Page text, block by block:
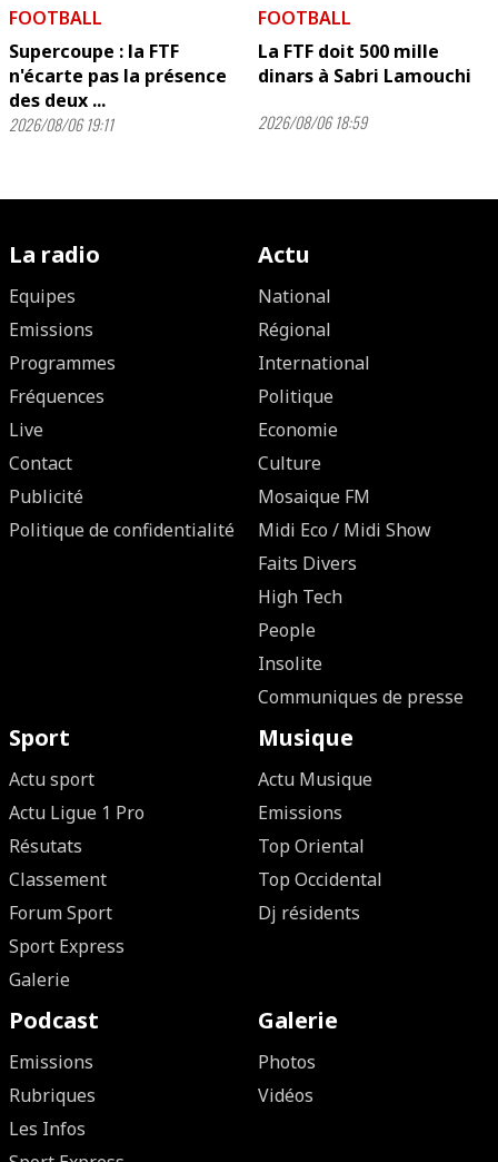
FOOTBALL
Supercoupe : la FTF
n'écarte pas la présence
des deux ...
2026/08/06 19:11
FOOTBALL
La FTF doit 500 mille
dinars à Sabri Lamouchi
2026/08/06 18:59
La radio
Equipes
Emissions
Programmes
Fréquences
Live
Contact
Publicité
Politique de confidentialité
Actu
National
Régional
International
Politique
Economie
Culture
Mosaique FM
Midi Eco / Midi Show
Faits Divers
High Tech
People
Insolite
Communiques de presse
Sport
Actu sport
Actu Ligue 1 Pro
Résutats
Classement
Forum Sport
Sport Express
Galerie
Musique
Actu Musique
Emissions
Top Oriental
Top Occidental
Dj résidents
Podcast
Emissions
Rubriques
Les Infos
Galerie
Photos
Vidéos